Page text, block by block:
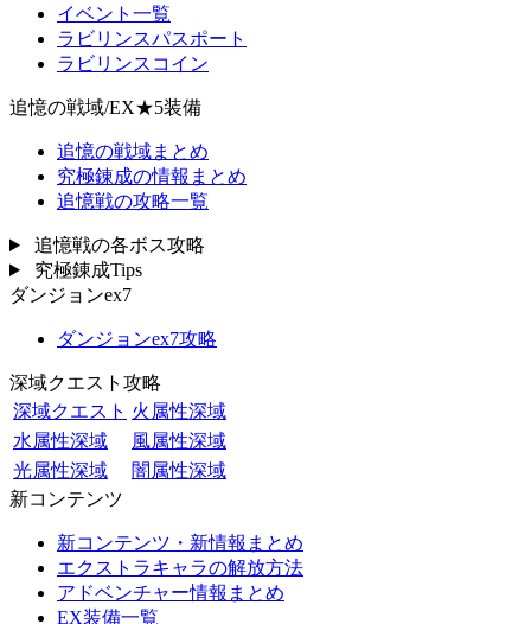
イベント一覧
ラビリンスパスポート
ラビリンスコイン
追憶の戦域/EX★5装備
追憶の戦域まとめ
究極錬成の情報まとめ
追憶戦の攻略一覧
追憶戦の各ボス攻略
究極錬成Tips
ダンジョンex7
ダンジョンex7攻略
深域クエスト攻略
深域クエスト 火属性深域
水属性深域
風属性深域
光属性深域
闇属性深域
新コンテンツ
新コンテンツ・新情報まとめ
エクストラキャラの解放方法
アドベンチャー情報まとめ
EX装備一覧